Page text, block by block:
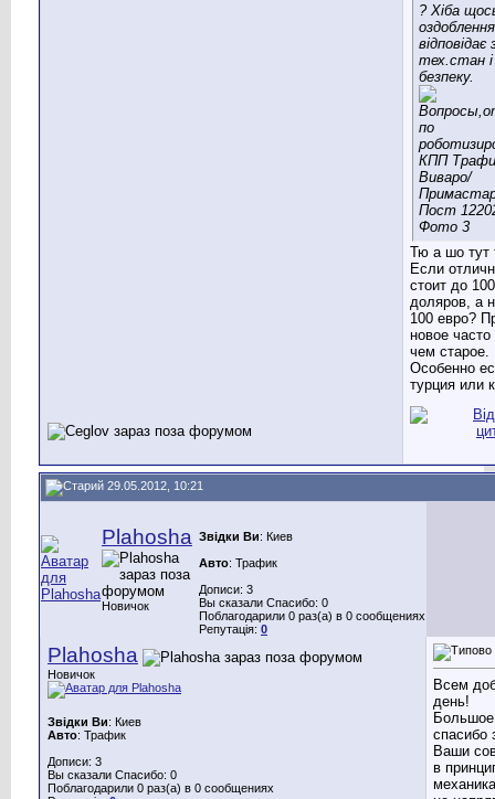
? Хіба
відповідає
тех.стан і
безпеку.
Тю а шо тут
Если
стоит до 100
доляров, а
100 евро?
новое
чем старое.
Особенно
турция или
29.05.2012, 10:21
Plahosha
Новичок
Звідки Ви: Киев
Авто: Трафик
Дописи: 3
Вы сказали Спасибо: 0
Поблагодарили 0 раз(а) в 0 сообщениях
Репутація: 0
Plahosha
Новичок
Звідки Ви: Киев
Авто: Трафик
Дописи: 3
Вы сказали Спасибо: 0
Поблагодарили 0 раз(а) в 0 сообщениях
Всем
день!
Большое
спасибо
Ваши
в